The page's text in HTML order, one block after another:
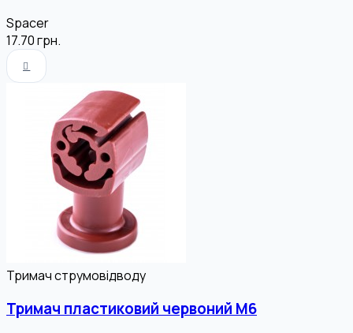
Spacer
17.70грн.
Тримач струмовідводу
Тримач пластиковий червоний М6